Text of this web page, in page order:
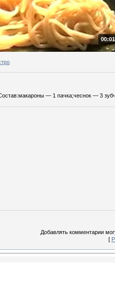
— 1 пачка;чеснок — 3
Добавлять комментарии
[